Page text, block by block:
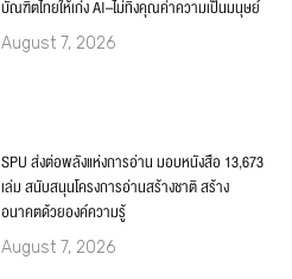
บัณฑิตไทยให้เก่ง AI–ไม่ทิ้งคุณค่าความเป็นมนุษย์
August 7, 2026
SPU ส่งต่อพลังแห่งการอ่าน มอบหนังสือ 13,673
เล่ม สนับสนุนโครงการอ่านสร้างชาติ สร้าง
อนาคตด้วยองค์ความรู้
August 7, 2026